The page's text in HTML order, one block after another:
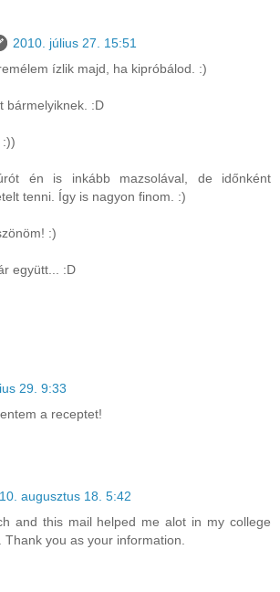
2010. július 27. 15:51
ízlik majd, ha kipróbálod. :)
bármelyiknek. :D
:))
én is inkább mazsolával, de időnként
tenni. Így is nagyon finom. :)
:)
együtt... :D
29. 9:33
a receptet!
augusztus 18. 5:42
and this mail helped me alot in my college
Thank you as your information.